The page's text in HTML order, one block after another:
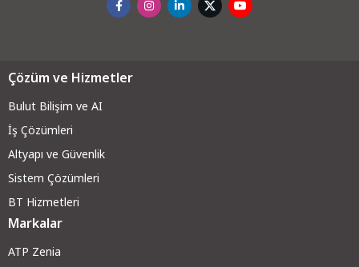
Çözüm ve Hizmetler
Bulut Bilişim ve AI
İş Çözümleri
Altyapı ve Güvenlik
Sistem Çözümleri
BT Hizmetleri
Markalar
ATP Zenia